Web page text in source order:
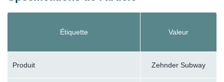
Étiquette Valeur
Produit Zehnder Subway